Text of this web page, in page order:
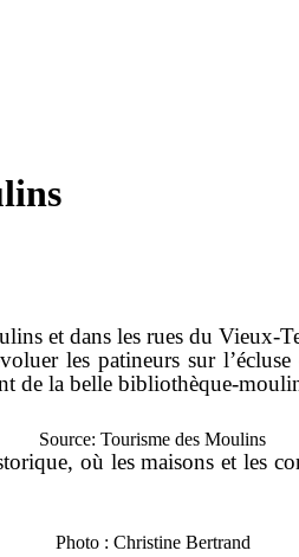
et dans les rues du Vieux-
les patineurs sur
de la belle bibliothèque-
Source: Tourisme des Moulins
où les maisons et les
Photo : Christine Bertrand